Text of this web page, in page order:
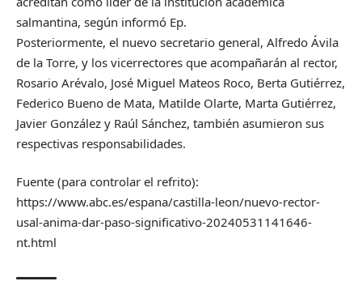
salmantina, según informó Ep.
Posteriormente, el nuevo secretario general, Alfredo Ávila
de la Torre, y los vicerrectores que acompañarán al rector,
Rosario Arévalo, José Miguel Mateos Roco, Berta Gutiérrez,
Federico Bueno de Mata, Matilde Olarte, Marta Gutiérrez,
Javier González y Raúl Sánchez, también asumieron sus
respectivas responsabilidades.
Fuente (para controlar el refrito):
https://www.abc.es/espana/castilla-leon/nuevo-rector-
usal-anima-dar-paso-significativo-20240531141646-
nt.html